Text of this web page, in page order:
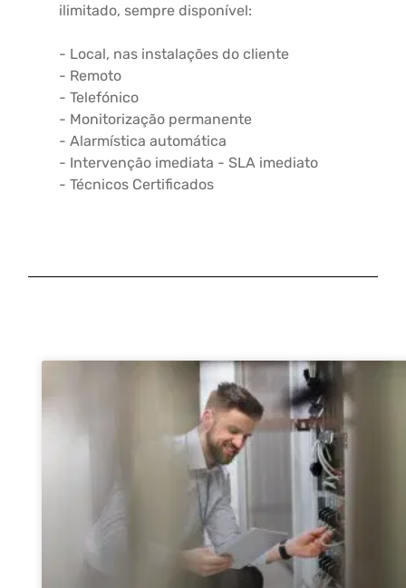
ilimitado, sempre disponível:
- Local, nas instalações do cliente
- Remoto
- Telefónico
- Monitorização permanente
- Alarmística automática
- Intervenção imediata - SLA imediato
- Técnicos Certificados